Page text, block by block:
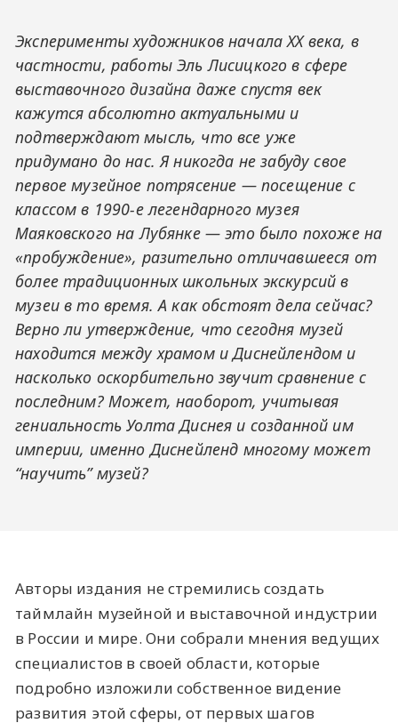
Эксперименты художников начала XX века, в
частности, работы Эль Лисицкого в сфере
выставочного дизайна даже спустя век
кажутся абсолютно актуальными и
подтверждают мысль, что все уже
придумано до нас. Я никогда не забуду свое
первое музейное потрясение — посещение с
классом в 1990-е легендарного музея
Маяковского на Лубянке — это было похоже на
«пробуждение», разительно отличавшееся от
более традиционных школьных экскурсий в
музеи в то время. А как обстоят дела сейчас?
Верно ли утверждение, что сегодня музей
находится между храмом и Диснейлендом и
насколько оскорбительно звучит сравнение с
последним? Может, наоборот, учитывая
гениальность Уолта Диснея и созданной им
империи, именно Диснейленд многому может
“научить” музей?
Авторы издания не стремились создать
таймлайн музейной и выставочной индустрии
в России и мире. Они собрали мнения ведущих
специалистов в своей области, которые
подробно изложили собственное видение
развития этой сферы, от первых шагов